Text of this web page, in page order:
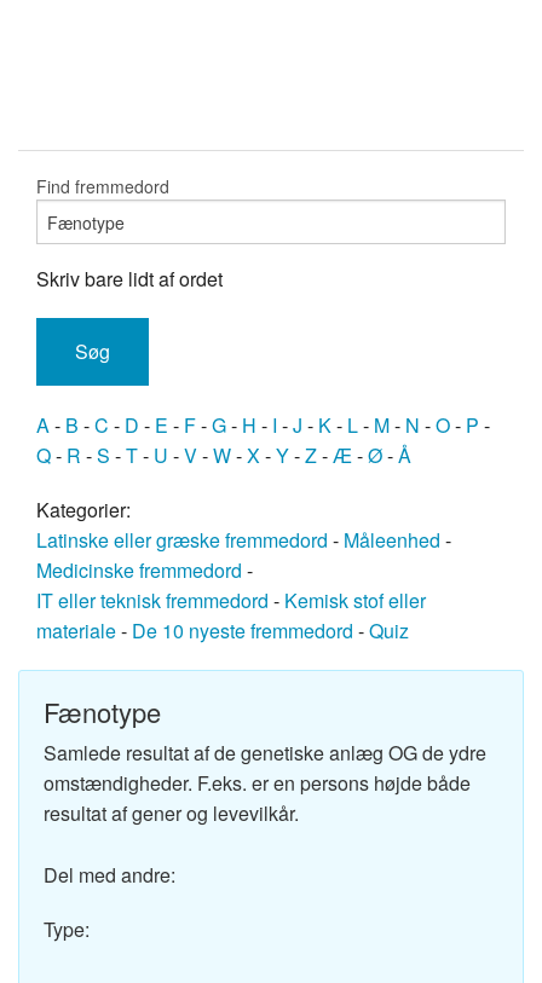
Find fremmedord
Skriv bare lidt af ordet
A- B -C - D - E - F-G- H - I -J - K- L- M- N -O- P -
Q- R -S -T- U -V-W-X-Y-Z-Æ-Ø-Å
Kategorier:
Latinske eller græske fremmedord - Måleenhed -
Medicinske fremmedord -
IT eller teknisk fremmedord - Kemisk stof eller
materiale- De 10 nyeste fremmedord -Quiz
Fænotype
Samlede resultat af de genetiske anlæg OG de ydre
omstændigheder. F.eks. er en persons højde både
resultat af gener og levevilkår.
Del med andre:
Type: